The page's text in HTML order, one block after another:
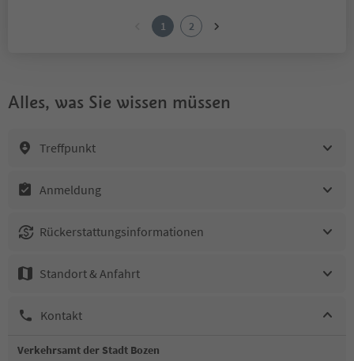
1 2
Alles, was Sie wissen müssen
Treffpunkt
Anmeldung
Rückerstattungsinformationen
Standort & Anfahrt
Kontakt
Verkehrsamt der Stadt Bozen